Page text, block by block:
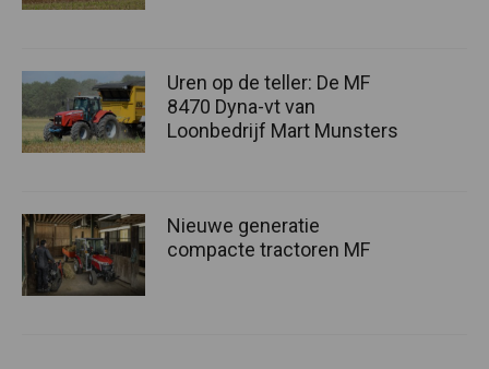
Uren op de teller: De MF
8470 Dyna-vt van
Loonbedrijf Mart Munsters
Nieuwe generatie
compacte tractoren MF